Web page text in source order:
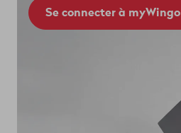
Se connecter à myWingo